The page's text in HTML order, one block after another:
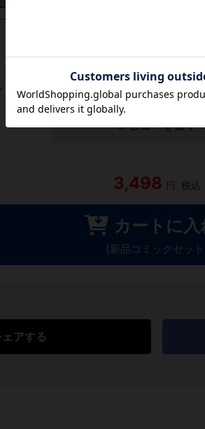
ューがありません。 今後読まれる方
レビューを書く
3,498 円 税込
カートに入
(新品コミックセッ
アする